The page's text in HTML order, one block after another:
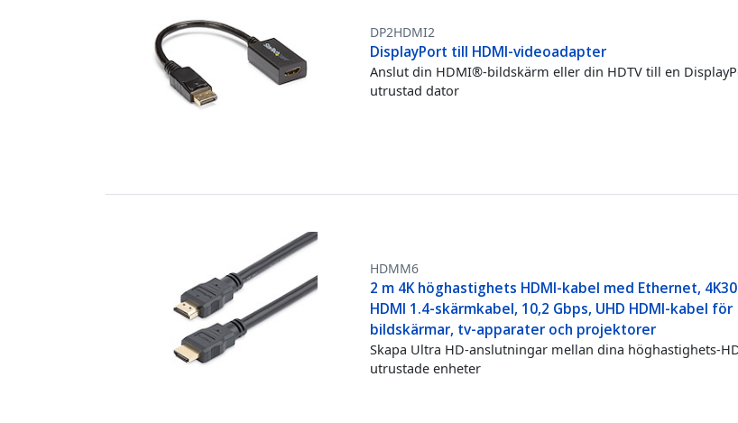
DP2HDMI2
DisplayPort till HDMI-videoadapter
Anslut din HDMI®-bildskärm eller din HDTV till en
utrustad dator
HDMM6
2 m 4K höghastighets HDMI-kabel med Ethernet,
HDMI 1.4-skärmkabel, 10,2 Gbps, UHD HDMI-kabel för
bildskärmar, tv-apparater och projektorer
Skapa Ultra HD-anslutningar mellan dina höghastighets-
utrustade enheter